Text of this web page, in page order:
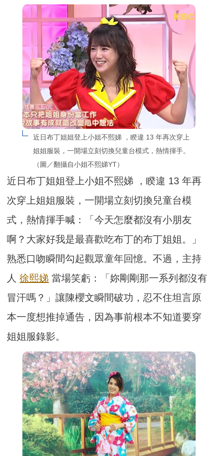
近日布丁姐姐登上小姐不熙娣 ，睽違 13 年再次穿上
姐姐服裝，一開場立刻切換兒童台模式，熱情揮手。
（圖／翻攝自小姐不熙娣YT）
近日布丁姐姐登上小姐不熙娣 ，睽違 13 年再
次穿上姐姐服裝，一開場立刻切換兒童台模
式，熱情揮手喊：「今天怎麼都沒有小朋友
啊？大家好我是最喜歡吃布丁的布丁姐姐。」
熟悉口吻瞬間勾起觀眾童年回憶。不過，主持
人徐熙娣 當場笑虧：「妳剛剛那一系列都沒有
冒汗嗎？」讓陳櫻文瞬間破功，忍不住坦言原
本一度想推掉通告，因為事前根本不知道要穿
姐姐服錄影。